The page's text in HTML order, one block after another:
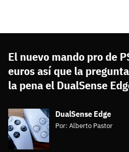
El nuevo mando pro de
euros así que la
la pena el DualSense
DualSense Edge
Por: Alberto Pastor